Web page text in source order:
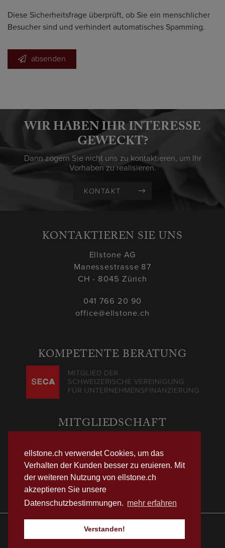
ellstone.ch verwendet Cookies, um das
Verhalten der Kunden besser zu eruieren. Mit
der weiteren Nutzung von ellstone.ch
akzeptieren Sie unsere
Datenschutzbestimmungen. mehr erfahren
Verstanden!
Diese Sicherheitsfrage überprüft, ob Sie ein menschlicher
Besucher sind und verhindert automatisches Spamming.
absenden
WIR HABEN IHR INTERESSE
GEWECKT?
Dann zögern Sie nicht uns zu kontaktieren, um Ihr
Vorhaben zu realisieren.
KONTAKT
KONTAKTIEREN SIE UNS
Ellstone AG
Manessestrasse 87
CH - 8045 Zürich
041 766 20 90
office@ellstone.ch
KOMPETENTE BERATUNG
MITGLIEDSCHAFT
Verein Ombudsstelle Finanzdienstleister (OFD)
Bleicherweg 10, 8002 Zürich |www.ofdl.ch
Copyright 2026 © Ellstone AG